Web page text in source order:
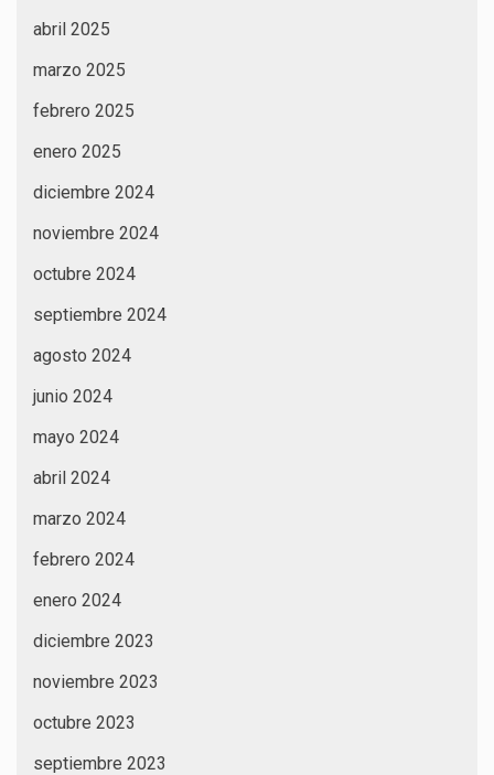
abril 2025
marzo 2025
febrero 2025
enero 2025
diciembre 2024
noviembre 2024
octubre 2024
septiembre 2024
agosto 2024
junio 2024
mayo 2024
abril 2024
marzo 2024
febrero 2024
enero 2024
diciembre 2023
noviembre 2023
octubre 2023
septiembre 2023